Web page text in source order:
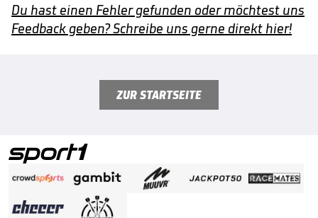
Du hast einen Fehler gefunden oder möchtest uns
Feedback geben? Schreibe uns gerne direkt hier!
ZUR STARTSEITE